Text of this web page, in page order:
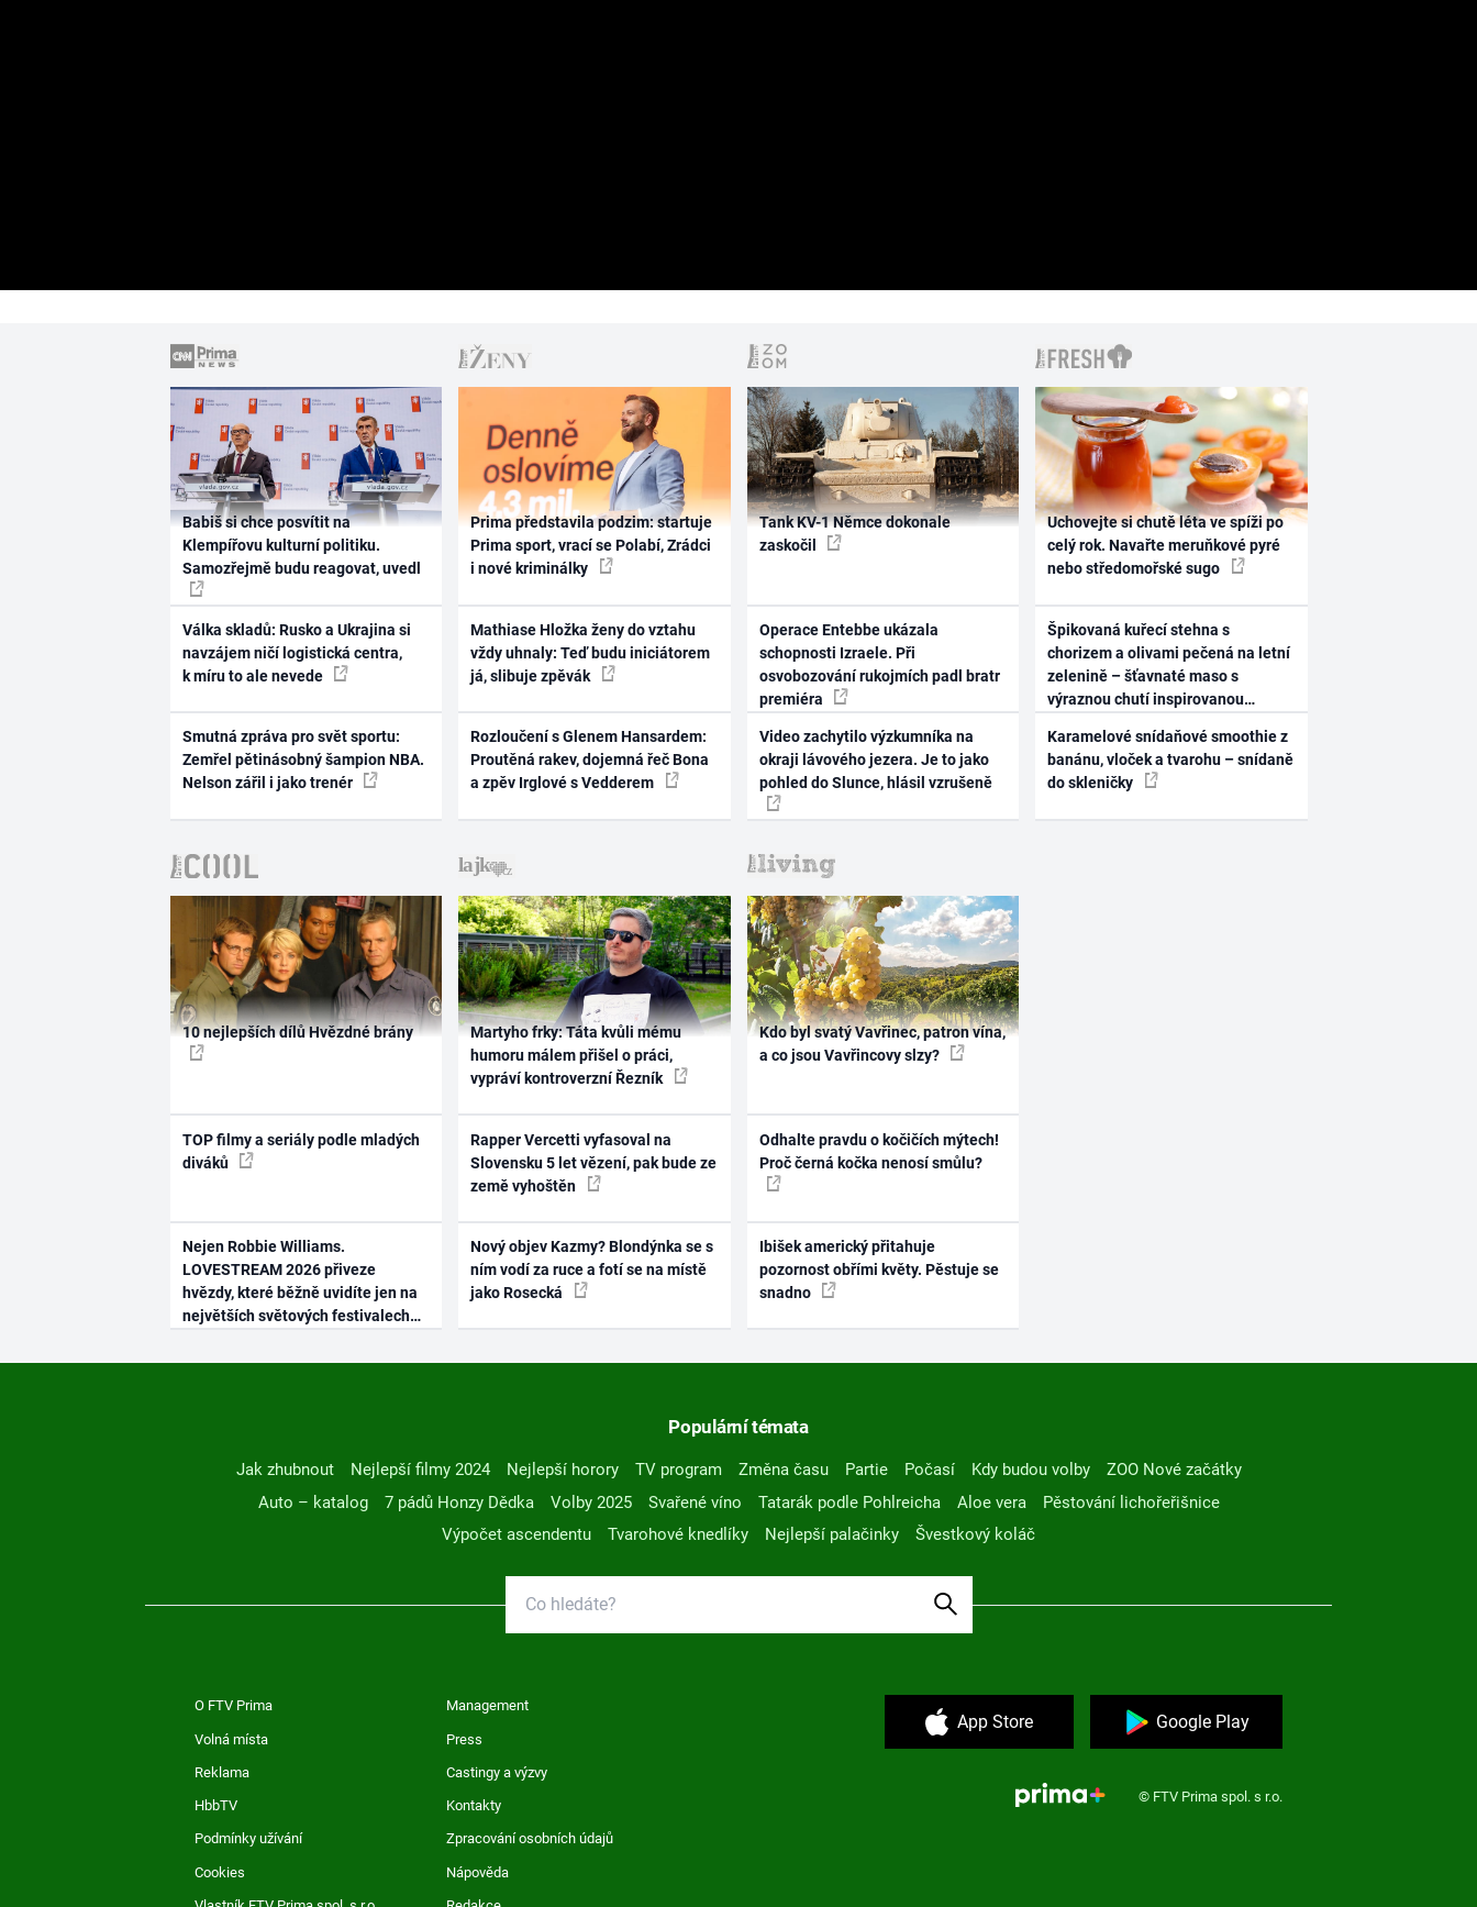
Babiš si chce posvítit na
Klempířovu kulturní politiku.
Samozřejmě budu reagovat, uvedl
Válka skladů: Rusko a Ukrajina si
navzájem ničí logistická centra,
k míru to ale nevede
Smutná zpráva pro svět sportu:
Zemřel pětinásobný šampion NBA.
Nelson zářil i jako trenér
Prima představila podzim: startuje
Prima sport, vrací se Polabí, Zrádci
i nové kriminálky
Mathiase Hložka ženy do vztahu
vždy uhnaly: Teď budu iniciátorem
já, slibuje zpěvák
Rozloučení s Glenem Hansardem:
Proutěná rakev, dojemná řeč Bona
a zpěv Irglové s Vedderem
Tank KV-1 Němce dokonale
zaskočil
Operace Entebbe ukázala
schopnosti Izraele. Při
osvobozování rukojmích padl bratr
premiéra
Video zachytilo výzkumníka na
okraji lávového jezera. Je to jako
pohled do Slunce, hlásil vzrušeně
Uchovejte si chutě léta ve spíži po
celý rok. Navařte meruňkové pyré
nebo středomořské sugo
Špikovaná kuřecí stehna s
chorizem a olivami pečená na letní
zelenině – šťavnaté maso s
výraznou chutí inspirovanou
Karamelové snídaňové smoothie z
banánu, vloček a tvarohu – snídaně
do skleničky
10 nejlepších dílů Hvězdné brány
TOP filmy a seriály podle mladých
diváků
Nejen Robbie Williams.
LOVESTREAM 2026 přiveze
hvězdy, které běžně uvidíte jen na
největších světových festivalech
Martyho frky: Táta kvůli mému
humoru málem přišel o práci,
vypráví kontroverzní Řezník
Rapper Vercetti vyfasoval na
Slovensku 5 let vězení, pak bude ze
země vyhoštěn
Nový objev Kazmy? Blondýnka se s
ním vodí za ruce a fotí se na místě
jako Rosecká
Kdo byl svatý Vavřinec, patron vína,
a co jsou Vavřincovy slzy?
Odhalte pravdu o kočičích mýtech!
Proč černá kočka nenosí smůlu?
Ibišek americký přitahuje
pozornost obřími květy. Pěstuje se
snadno
Populární témata
Jak zhubnout Nejlepší filmy 2024 Nejlepší horory TV program Změna času Partie Počasí Kdy budou volby
ZOO Nové začátky
Auto – katalog
7 pádů Honzy Dědka Volby 2025 Svařené víno Tatarák podle Pohlreicha Aloe vera
Pěstování lichořeřišnice
Výpočet ascendentu
Tvarohové knedlíky Nejlepší palačinky Švestkový koláč
O FTV Prima Management
Volná místa Press
Reklama Castingy a výzvy
HbbTV Kontakty
Podmínky užívání Zpracování osobních údajů
Cookies Nápověda
App Store Google Play
© FTV Prima spol. s r.o.